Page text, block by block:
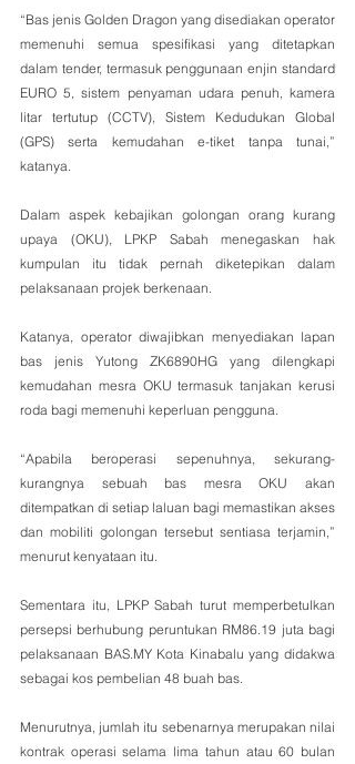
“Bas jenis Golden Dragon yang disediakan operator
memenuhi semua spesifikasi yang ditetapkan
dalam tender, termasuk penggunaan enjin standard
EURO 5, sistem penyaman udara penuh, kamera
litar tertutup (CCTV), Sistem Kedudukan Global
(GPS) serta kemudahan e-tiket tanpa tunai,”
katanya.
Dalam aspek kebajikan golongan orang kurang
upaya (OKU), LPKP Sabah menegaskan hak
kumpulan itu tidak pernah diketepikan dalam
pelaksanaan projek berkenaan.
Katanya, operator diwajibkan menyediakan lapan
bas jenis Yutong ZK6890HG yang dilengkapi
kemudahan mesra OKU termasuk tanjakan kerusi
roda bagi memenuhi keperluan pengguna.
“Apabila beroperasi sepenuhnya, sekurang-
kurangnya sebuah bas mesra OKU akan
ditempatkan di setiap laluan bagi memastikan akses
dan mobiliti golongan tersebut sentiasa terjamin,”
menurut kenyataan itu.
Sementara itu, LPKP Sabah turut memperbetulkan
persepsi berhubung peruntukan RM86.19 juta bagi
pelaksanaan BAS.MY Kota Kinabalu yang didakwa
sebagai kos pembelian 48 buah bas.
Menurutnya, jumlah itu sebenarnya merupakan nilai
kontrak operasi selama lima tahun atau 60 bulan